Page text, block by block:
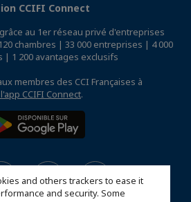
and others trackers to ease it
and security. Some
CCIFI Connect
au 1er réseau privé d'entreprises
chambres | 33 000 entreprises | 4 000
1 200 avantages exclusifs
membres des CCI Françaises à
CCIFI Connect.